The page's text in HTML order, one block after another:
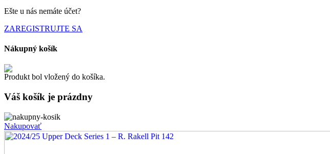
Ešte u nás nemáte účet?
ZAREGISTRUJTE SA
Nákupný košík
Produkt bol vložený do košíka.
Váš košík je prázdny
Nakupovať